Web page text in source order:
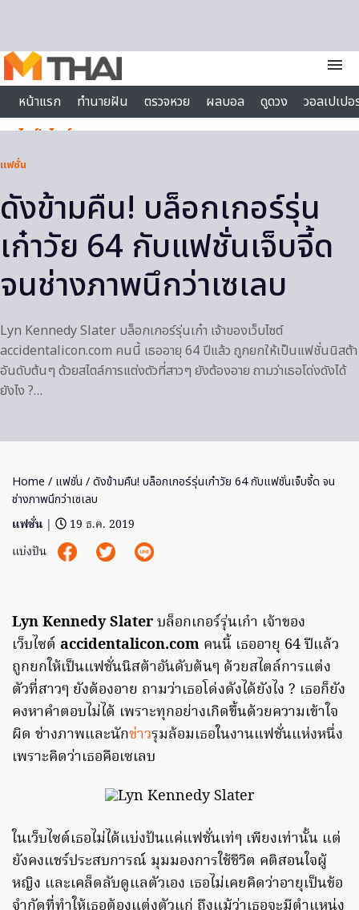
menu
หน้าแรก
ทำนายฝัน ตรวจหวย ผลบอล ดูดวง
วอลเปเป
ไลฟ์สไตล์
แฟชั่น
ดังข้ามคืน! บล็อกเกอร์รุ่น
เก๋าวัย 64 กับแฟชั่นเจ็บจี้ด
จนช่างภาพนึกว่าเซเลบ
Lyn Kennedy Slater บล็อกเกอร์รุ่นเก๋า เจ้าของเว็บไซต์
accidentalicon.com คนนี้ เธออายุ 64 ปีแล้ว ถูกยกให้เป็นแฟชั่นนิสต้า
อันดับต้นๆ ด้วยสไตล์การแต่งตัวที่สาวๆ ยังต้องอาย ถามว่าเธอโด่งดังได้
ยังไง ?…
Home / แฟชั่น / ดังข้ามคืน! บล็อกเกอร์รุ่นเก๋าวัย 64 กับแฟชั่นเจ็บจี้ด จน
ช่างภาพนึกว่าเซเลบ
แฟชั่น |
19 ธ.ค. 2019
แบ่งปัน
Lyn Kennedy Slaterบล็อกเกอร์รุ่นเก๋า เจ้าของ
เว็บไซต์ accidentalicon.com คนนี้ เธออายุ 64 ปีแล้ว
ถูกยกให้เป็นแฟชั่นนิสต้าอันดับต้นๆ ด้วยสไตล์การแต่ง
ตัวที่สาวๆ ยังต้องอาย ถามว่าเธอโด่งดังได้ยังไง ? เธอก็ยัง
คงหาคำตอบไม่ได้ เพราะทุกอย่างเกิดขึ้นด้วยความเข้าใจ
ผิด ช่างภาพและนักข่าวรุมล้อมเธอในงานแฟชั่นแห่งหนึ่ง
เพราะคิดว่าเธอคือเซเลบ
ในเว็บไซต์เธอไม่ได้แบ่งปันแค่แฟชั่นเท่ๆ เพียงเท่านั้น แต่
ยังคงแชร์ประสบการณ์ มุมมองการใช้ชีวิต คติสอนใจผู้
หญิง และเคล็ดลับดูแลตัวเอง เธอไม่เคยคิดว่าอายุเป็นข้อ